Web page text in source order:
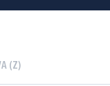
(Z)